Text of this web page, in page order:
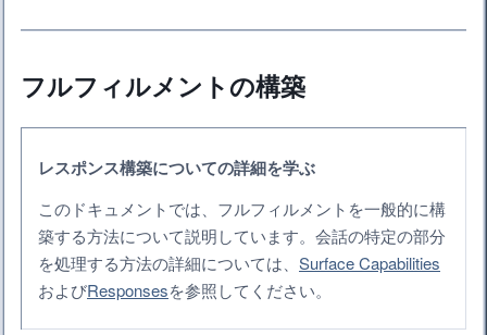
フルフィルメントの構築
レスポンス構築についての詳細を学ぶ
このドキュメントでは、フルフィルメントを一般的に構
築する方法について説明しています。会話の特定の部分
を処理する方法の詳細については、 Surface Capabilities
およびResponsesを参照してください。